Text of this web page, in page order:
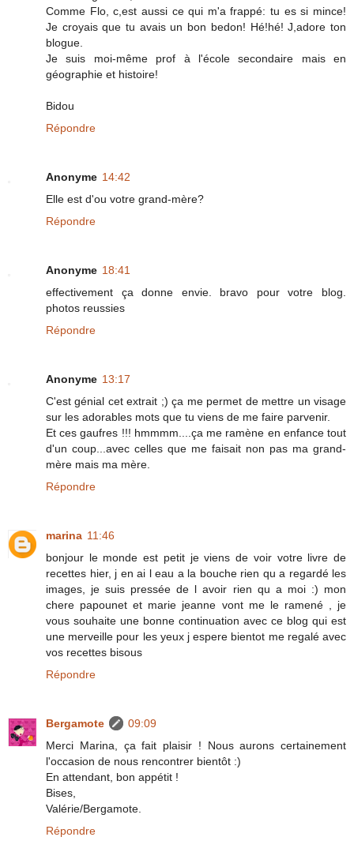
Comme Flo, c,est aussi ce qui m'a frappé: tu es si mince!
Je croyais que tu avais un bon bedon! Hé!hé! J,adore ton
blogue.
Je suis moi-même prof à l'école secondaire mais en
géographie et histoire!
Bidou
Répondre
Anonyme 14:42
Elle est d'ou votre grand-mère?
Répondre
Anonyme 18:41
effectivement ça donne envie. bravo pour votre blog.
photos reussies
Répondre
Anonyme 13:17
C'est génial cet extrait ;) ça me permet de mettre un visage
sur les adorables mots que tu viens de me faire parvenir.
Et ces gaufres !!! hmmmm....ça me ramène en enfance tout
d'un coup...avec celles que me faisait non pas ma grand-
mère mais ma mère.
Répondre
marina 11:46
bonjour le monde est petit je viens de voir votre livre de
recettes hier, j en ai l eau a la bouche rien qu a regardé les
images, je suis pressée de l avoir rien qu a moi :) mon
chere papounet et marie jeanne vont me le ramené , je
vous souhaite une bonne continuation avec ce blog qui est
une merveille pour les yeux j espere bientot me regalé avec
vos recettes bisous
Répondre
Bergamote
09:09
Merci Marina, ça fait plaisir ! Nous aurons certainement
l'occasion de nous rencontrer bientôt :)
En attendant, bon appétit !
Bises,
Valérie/Bergamote.
Répondre